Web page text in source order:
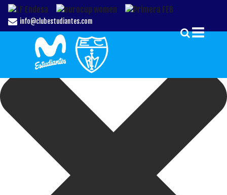
Gestionar el Consentimiento de las Cookies
info@clubestudiantes.com